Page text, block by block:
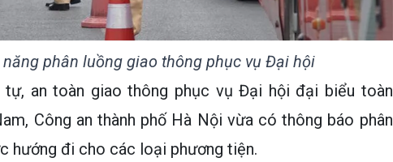
phân luồng giao thông phục vụ Đại hội
an toàn giao thông phục vụ Đại hội đại biểu toàn
Công an thành phố Hà Nội vừa có thông báo phân
hướng đi cho các loại phương tiện.